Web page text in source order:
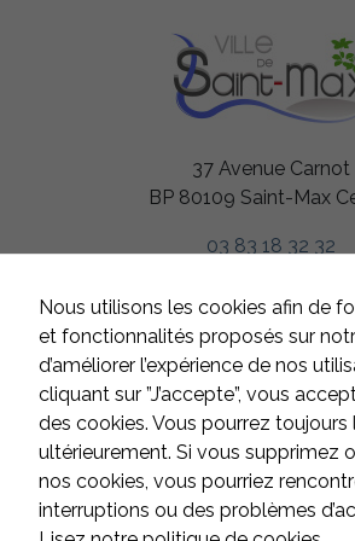
37 Avenue Carnot
BP 80109 Saint-Max
03 83 18 32 32
HORAIRES
Du lundi au jeudi
de 8h à 12h et de 13h à
Le vendredi
de 8h à 12h et de 13h à
Samedi et
fermé
Nous utilisons les cookies afin de
et fonctionnalités proposés sur
d’améliorer l’expérience de nos
cliquant sur ”J’accepte”, vous
des cookies. Vous pourrez
ultérieurement. Si vous supprimez
nos cookies, vous pourriez
interruptions ou des problèmes
pas
pas
de